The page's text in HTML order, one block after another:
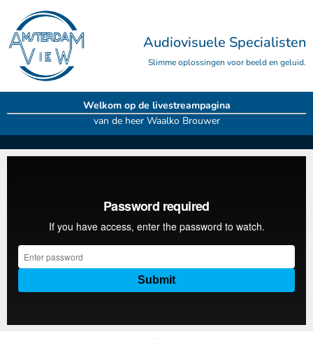
Audiovisuele Specialisten
Slimme oplossingen voor beeld en geluid.
Welkom op de livestreampagina
van de heer Waalko Brouwer